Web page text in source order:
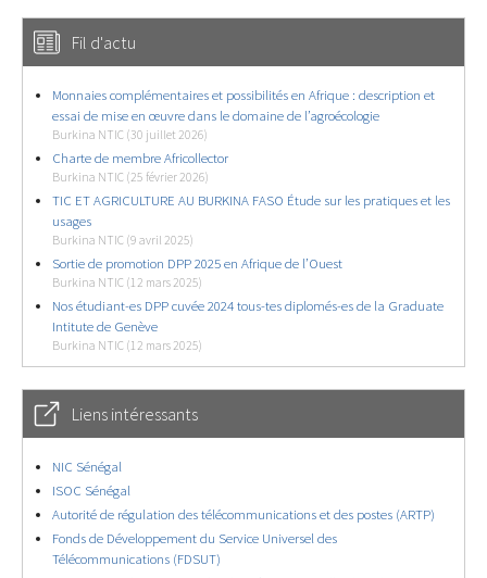
Fil d'actu
Monnaies complémentaires et possibilités en Afrique : description et
essai de mise en œuvre dans le domaine de l’agroécologie
Burkina NTIC (30 juillet 2026)
Charte de membre Africollector
Burkina NTIC (25 février 2026)
TIC ET AGRICULTURE AU BURKINA FASO Étude sur les pratiques et les
usages
Burkina NTIC (9 avril 2025)
Sortie de promotion DPP 2025 en Afrique de l’Ouest
Burkina NTIC (12 mars 2025)
Nos étudiant-es DPP cuvée 2024 tous-tes diplomés-es de la Graduate
Intitute de Genève
Burkina NTIC (12 mars 2025)
Liens intéressants
NIC Sénégal
ISOC Sénégal
Autorité de régulation des télécommunications et des postes (ARTP)
Fonds de Développement du Service Universel des
Télécommunications (FDSUT)